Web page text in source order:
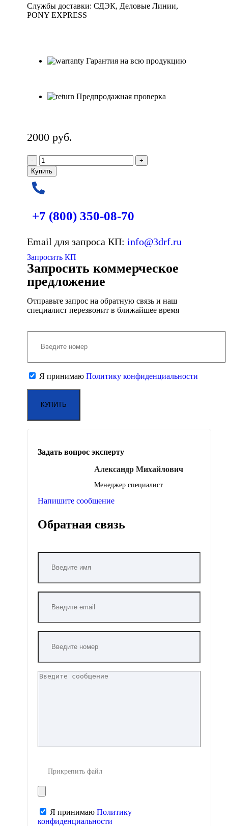
Службы доставки: СДЭК, Деловые Линии,
PONY EXPRESS
Гарантия на всю продукцию
Предпродажная проверка
2000руб.
Купить
+7 (800) 350-08-70
Email для запроса КП:info@3drf.ru
Запросить КП
Запросить коммерческое
предложение
Отправьте запрос на обратную связь и наш
специалист перезвонит в ближайшее время
Я принимаюПолитику конфиденциальности
Задать вопрос эксперту
Александр Михайлович
Менеджер специалист
Напишите сообщение
Обратная связь
Прикрепить файл
Я принимаюПолитику
конфиденциальности